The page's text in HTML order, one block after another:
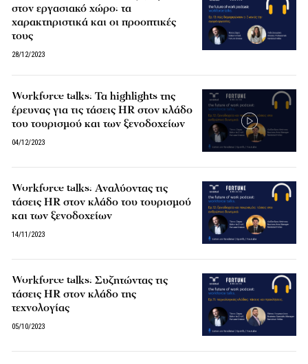
στον εργασιακό χώρο: τα
χαρακτηριστικά και οι προοπτικές
τους
28/12/2023
Workforce talks: Τα highlights της
έρευνας για τις τάσεις HR στον κλάδο
του τουρισμού και των ξενοδοχείων
04/12/2023
Workforce talks: Αναλύοντας τις
τάσεις HR στον κλάδο του τουρισμού
και των ξενοδοχείων
14/11/2023
Workforce talks: Συζητώντας τις
τάσεις HR στον κλάδο της
τεχνολογίας
05/10/2023